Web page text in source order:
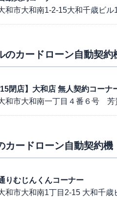
和市大和南1-2-15大和千歳ビル
のカードローン自動契約
15閉店】大和店 無人契約コーナ
和市大和南一丁目４番６号 芳
カードローン自動契約機
りむじんくんコーナー
和市大和南1丁目2-15 大和千歳